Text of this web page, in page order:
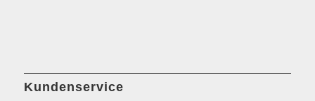
Kundenservice